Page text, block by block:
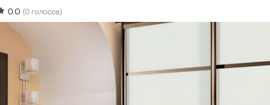
0.0 (0 голосов)